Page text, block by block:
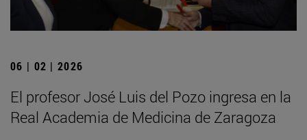
06 | 02 | 2026
El profesor José Luis del Pozo ingresa en la
Real Academia de Medicina de Zaragoza